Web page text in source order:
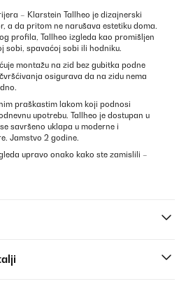
– Klarstein Tallheo je dizajnerski
a da pritom ne narušava estetiku doma.
profila, Tallheo izgleda kao promišljen
sobi, spavaćoj sobi ili hodniku.
montažu na zid bez gubitka podne
osigurava da na zidu nema
praškastim lakom koji podnosi
upotrebu. Tallheo je dostupan u
savršeno uklapa u moderne i
Jamstvo 2 godine.
upravo onako kako ste zamislili –